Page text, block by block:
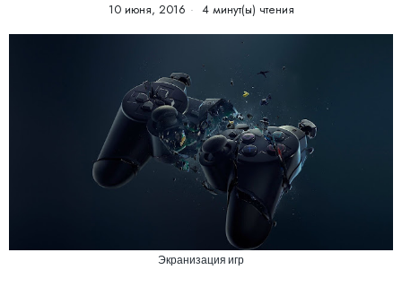
10 июня, 2016 4 минут(ы) чтения
Экранизация игр